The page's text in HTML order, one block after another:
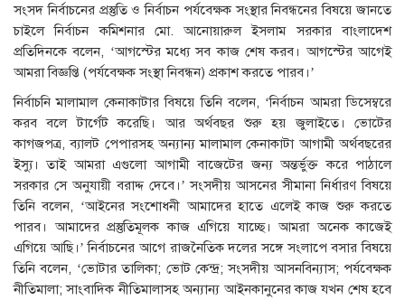
সংসদ নির্বাচনের প্রস্তুতি ও নির্বাচন পর্যবেক্ষক সংস্থার নিবন্ধনের বিষয়ে জানতে
চাইলে নির্বাচন কমিশনার মো. আনোয়ারুল ইসলাম সরকার বাংলাদেশ
প্রতিদিনকে বলেন, ‘আগস্টের মধ্যে সব কাজ শেষ করব। আগস্টের আগেই
আমরা বিজ্ঞপ্তি (পর্যবেক্ষক সংস্থা নিবন্ধন) প্রকাশ করতে পারব।’
নির্বাচনি মালামাল কেনাকাটার বিষয়ে তিনি বলেন, ‘নির্বাচন আমরা ডিসেম্বরে
করব বলে টার্গেট করেছি। আর অর্থবছর শুরু হয় জুলাইতে। ভোটের
কাগজপত্র, ব্যালট পেপারসহ অন্যান্য মালামাল কেনাকাটা আগামী অর্থবছরের
ইস্যু। তাই আমরা এগুলো আগামী বাজেটের জন্য অন্তর্ভুক্ত করে পাঠালে
সরকার সে অনুযায়ী বরাদ্দ দেবে।’ সংসদীয় আসনের সীমানা নির্ধারণ বিষয়ে
তিনি বলেন, ‘আইনের সংশোধনী আমাদের হাতে এলেই কাজ শুরু করতে
পারব। আমাদের প্রস্তুতিমূলক কাজ এগিয়ে যাচ্ছে। আমরা অনেক কাজেই
এগিয়ে আছি।’ নির্বাচনের আগে রাজনৈতিক দলের সঙ্গে সংলাপে বসার বিষয়ে
তিনি বলেন, ‘ভোটার তালিকা; ভোট কেন্দ্র; সংসদীয় আসনবিন্যাস; পর্যবেক্ষক
নীতিমালা; সাংবাদিক নীতিমালাসহ অন্যান্য আইনকানুনের কাজ যখন শেষ হবে